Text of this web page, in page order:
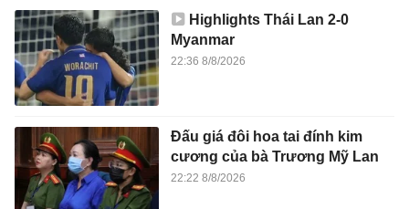
Highlights Thái Lan 2-0
Myanmar
22:36 8/8/2026
Đấu giá đôi hoa tai đính kim
cương của bà Trương Mỹ Lan
22:22 8/8/2026